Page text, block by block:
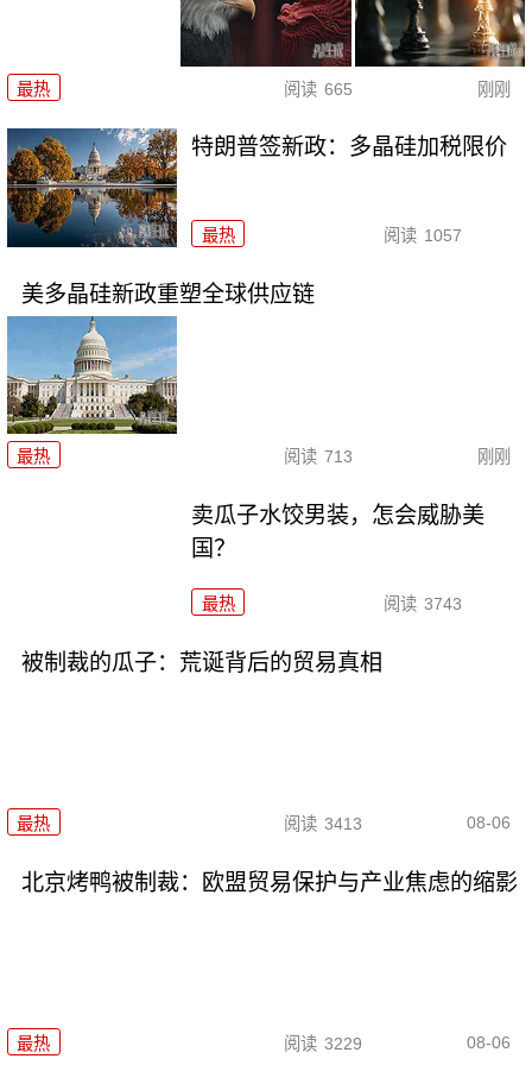
最热 阅读 665 刚刚
特朗普签新政：多晶硅加税限价
最热 阅读 1057
美多晶硅新政重塑全球供应链
最热 阅读 713 刚刚
卖瓜子水饺男装，怎会威胁美
国？
最热 阅读 3743
被制裁的瓜子：荒诞背后的贸易真相
最热 阅读 3413 08-06
北京烤鸭被制裁：欧盟贸易保护与产业焦虑的缩影
最热 阅读 3229 08-06